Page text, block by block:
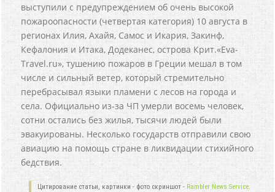
выступили с предупреждением об очень высокой
пожароопасности (четвертая категория) 10 августа в
регионах Илия, Ахайя, Самос и Икария, Закинф,
Кефалония и Итака, Додеканес, острова Крит.«Eva-
Travel.ru», тушению пожаров в Греции мешал в том
числе и сильный ветер, который стремительно
перебрасывал языки пламени с лесов на города и
села. Официально из-за ЧП умерли восемь человек,
сотни остались без жилья, тысячи людей были
эвакуированы. Несколько государств отправили свою
авиацию на помощь стране в ликвидации стихийного
бедствия.
Цитирование статьи, картинки - фото скриншот - Rambler News Service.